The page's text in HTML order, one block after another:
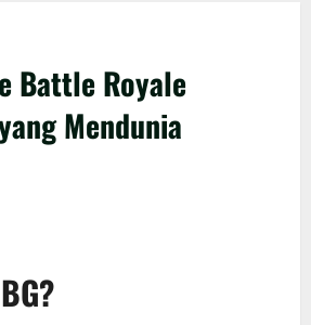
Battle Royale
Mendunia